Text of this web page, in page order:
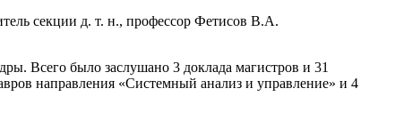
секции д. т. н., профессор Фетисов В.А.
Всего было заслушано 3 доклада магистров и 31
направления «Системный анализ и управление» и 4